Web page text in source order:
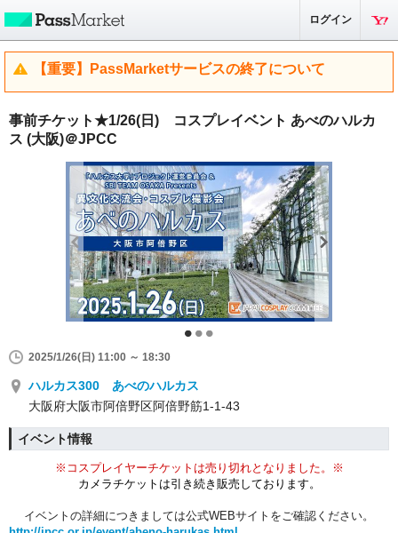
ログイン
【重要】PassMarketサービスの終了について
事前チケット★1/26(日) コスプレイベント あべのハルカ
ス (大阪)＠JPCC
2025/1/26(日) 11:00 ～ 18:30
ハルカス300 あべのハルカス
大阪府大阪市阿倍野区阿倍野筋1-1-43
イベント情報
※コスプレイヤーチケットは売り切れとなりました。※
カメラチケットは引き続き販売しております。
イベントの詳細につきましては公式WEBサイトをご確認ください。